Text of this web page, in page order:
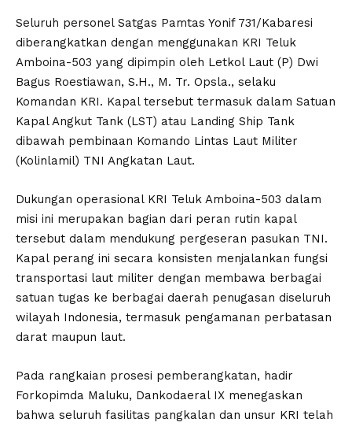
Seluruh personel Satgas Pamtas Yonif 731/Kabaresi
diberangkatkan dengan menggunakan KRI Teluk
Amboina-503 yang dipimpin oleh Letkol Laut (P) Dwi
Bagus Roestiawan, S.H., M. Tr. Opsla., selaku
Komandan KRI. Kapal tersebut termasuk dalam Satuan
Kapal Angkut Tank (LST) atau Landing Ship Tank
dibawah pembinaan Komando Lintas Laut Militer
(Kolinlamil) TNI Angkatan Laut.
Dukungan operasional KRI Teluk Amboina-503 dalam
misi ini merupakan bagian dari peran rutin kapal
tersebut dalam mendukung pergeseran pasukan TNI.
Kapal perang ini secara konsisten menjalankan fungsi
transportasi laut militer dengan membawa berbagai
satuan tugas ke berbagai daerah penugasan diseluruh
wilayah Indonesia, termasuk pengamanan perbatasan
darat maupun laut.
Pada rangkaian prosesi pemberangkatan, hadir
Forkopimda Maluku, Dankodaeral IX menegaskan
bahwa seluruh fasilitas pangkalan dan unsur KRI telah